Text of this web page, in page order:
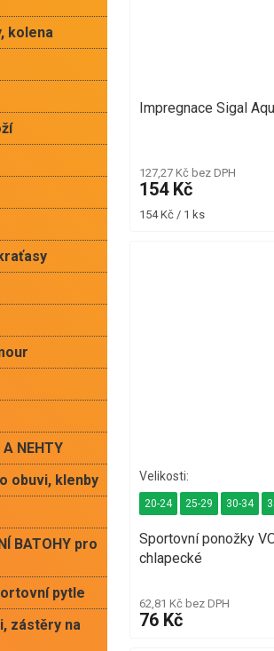
kolena
A NEHTY
obuvi, klenby
BATOHY pro
pytle
zástěry na
Impregnace Sigal
127,27 Kč bez DPH
154 Kč
Měrná
154 Kč / 1 ks
Sportovní ponožky
chlapecké
62,81 Kč bez DPH
76 Kč
20-24 25-29 30-34